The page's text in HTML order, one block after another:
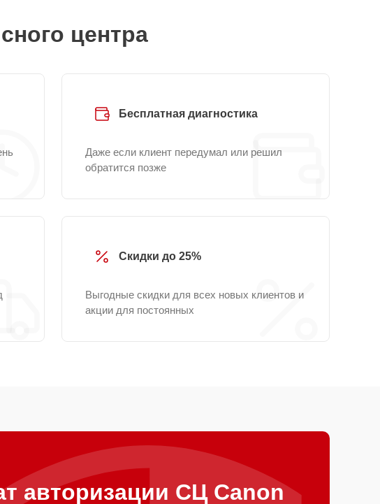
центра
Бесплатная диагностика
Даже если клиент передумал или решил
обратится позже
Скидки до 25%
Выгодные скидки для всех новых клиентов и
акции для постоянных
авторизации СЦ Canon